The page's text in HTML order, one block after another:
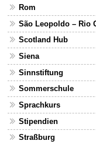
Rom
São Leopoldo – Rio
Scotland Hub
Siena
Sinnstiftung
Sommerschule
Sprachkurs
Stipendien
Straßburg